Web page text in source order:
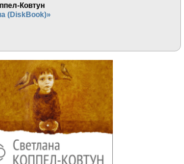
Ковтун
(DiskBook)»